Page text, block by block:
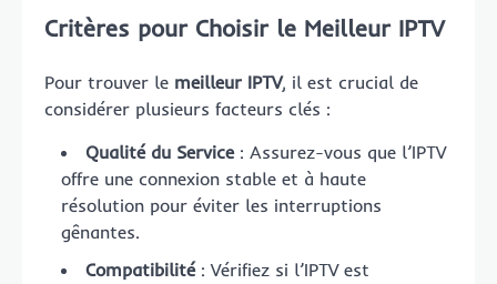
Critères pour Choisir le Meilleur IPTV
Pour trouver le meilleur IPTV, il est crucial de
considérer plusieurs facteurs clés :
Qualité du Service: Assurez-vous que l’IPTV
offre une connexion stable et à haute
résolution pour éviter les interruptions
gênantes.
Compatibilité: Vérifiez si l’IPTV est